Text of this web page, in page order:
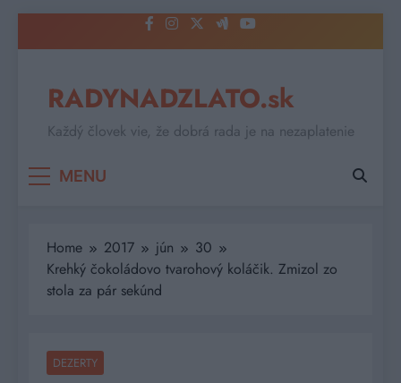
to
RADYNADZLATO.sk
Každý človek vie, že dobrá rada je na nezaplatenie
MENU
Home 2017 jún
30
Krehký čokoládovo tvarohový koláčik. Zmizol zo
stola za pár sekúnd
DEZERTY